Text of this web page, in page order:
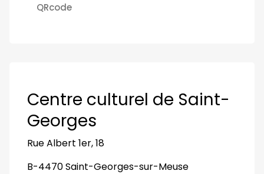
QRcode
Centre culturel de Saint-
Georges
Rue Albert 1er, 18
B-4470 Saint-Georges-sur-Meuse